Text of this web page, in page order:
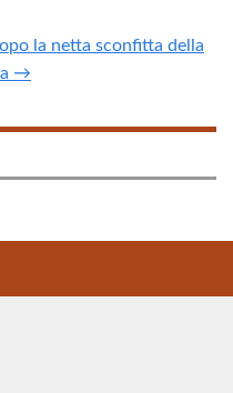
la netta sconfitta della
→